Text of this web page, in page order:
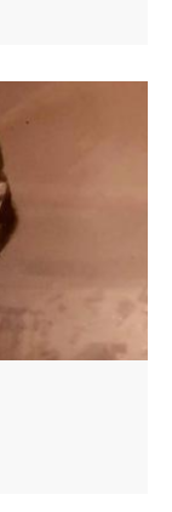
peuplent
de cire. Entre
nos habitants
leur propre